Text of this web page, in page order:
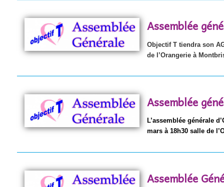
Assemblée
Objectif T tiendra son
de l’Orangerie à
Assemblée
L’assemblée générale
mars à 18h30 salle de
Assemblée